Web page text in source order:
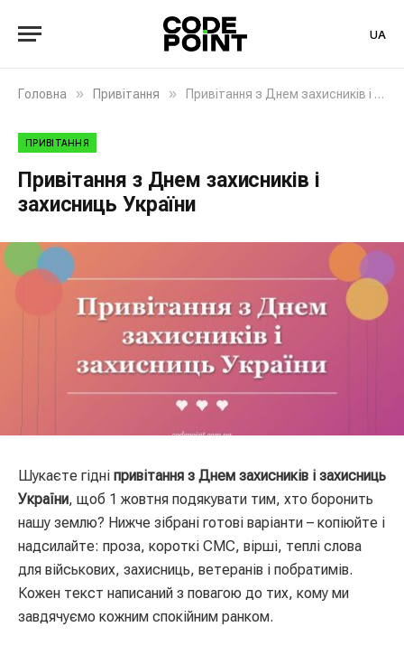
UA
Головна » Привітання » Привітання з Днем захисників і захисниць України
ПРИВІТАННЯ
Привітання з Днем захисників і
захисниць України
Шукаєте гідні привітання з Днем захисників і захисниць
України, щоб 1 жовтня подякувати тим, хто боронить
нашу землю? Нижче зібрані готові варіанти – копіюйте і
надсилайте: проза, короткі СМС, вірші, теплі слова
для військових, захисниць, ветеранів і побратимів.
Кожен текст написаний з повагою до тих, кому ми
завдячуємо кожним спокійним ранком.